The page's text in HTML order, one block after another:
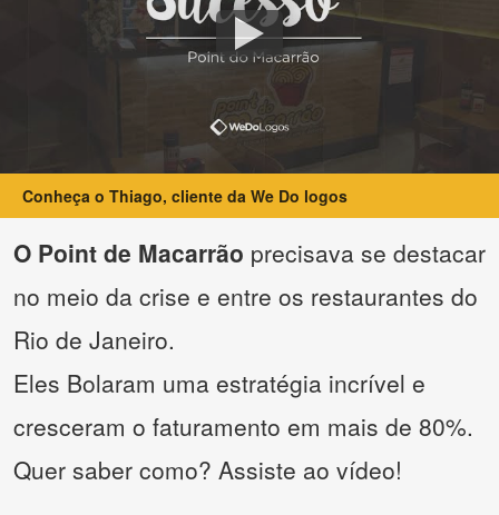
Conheça o Thiago, cliente da We Do logos
O Point de Macarrão precisava se destacar
no meio da crise e entre os restaurantes do
Rio de Janeiro.
Eles Bolaram uma estratégia incrível e
cresceram o faturamento em mais de 80%.
Quer saber como? Assiste ao vídeo!